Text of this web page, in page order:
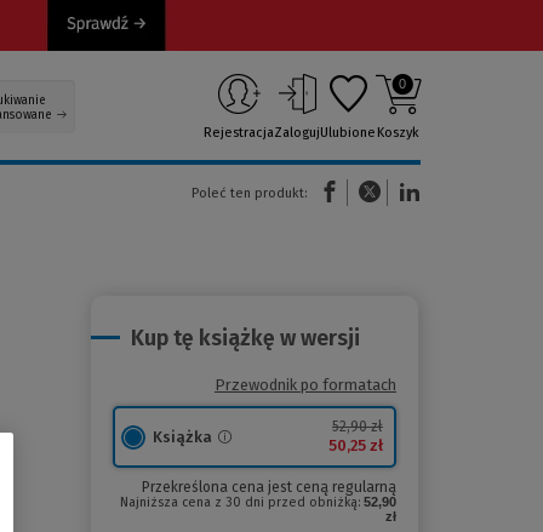
RejestracjaZalogujUlubione
0
Koszyk
Poleć ten produkt:
(Nowe okno)(Link do innej strony)
Kup tę książkę w wersji
Przewodnik po formatach
Książka
52,90 zł
50,25 zł
Przekreślona cena jest ceną regularną
Najniższa cena z 30 dni przed obniżką: 52,90
zł